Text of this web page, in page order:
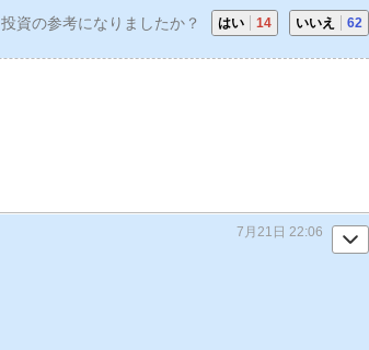
投資の参考になりましたか？ はい 14 いいえ 62
7月21日 22:06